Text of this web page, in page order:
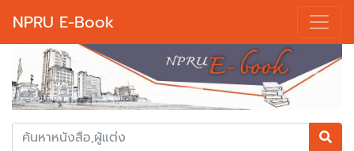
NPRU E-Book
Previous